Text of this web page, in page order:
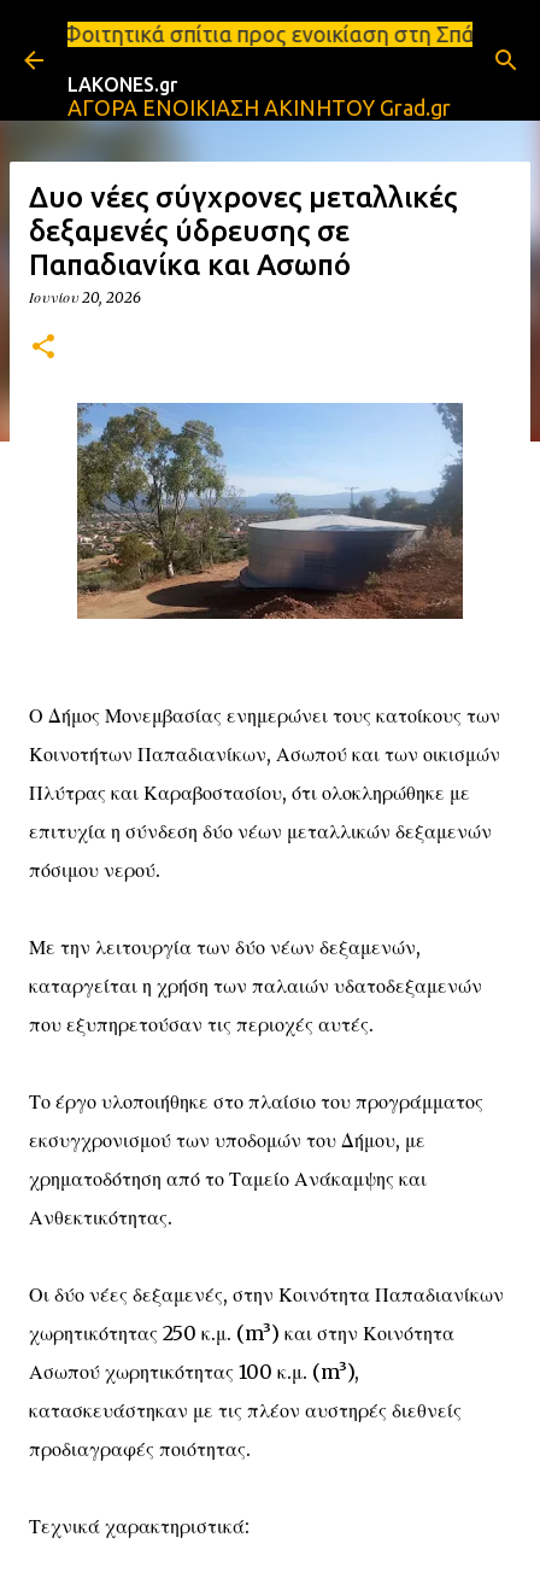
Μετάβαση στο κύριο περιεχόμενο
προς ενοικίαση στη Σπάρτη Ενοικιάσεις
LAKONES.gr
ΑΓΟΡΑ ΕΝΟΙΚΙΑΣΗ ΑΚΙΝΗΤΟΥ Grad.gr
Δυο νέες σύγχρονες μεταλλικές
δεξαμενές ύδρευσης σε
Παπαδιανίκα και Ασωπό
Ιουνίου 20, 2026
Ο Δήμος Μονεμβασίας ενημερώνει τους κατοίκους των
Κοινοτήτων Παπαδιανίκων, Ασωπού και των οικισμών
Πλύτρας και Καραβοστασίου, ότι ολοκληρώθηκε με
επιτυχία η σύνδεση δύο νέων μεταλλικών δεξαμενών
πόσιμου νερού.
Με την λειτουργία των δύο νέων δεξαμενών,
καταργείται η χρήση των παλαιών υδατοδεξαμενών
που εξυπηρετούσαν τις περιοχές αυτές.
Το έργο υλοποιήθηκε στο πλαίσιο του προγράμματος
εκσυγχρονισμού των υποδομών του Δήμου, με
χρηματοδότηση από το Ταμείο Ανάκαμψης και
Ανθεκτικότητας.
Οι δύο νέες δεξαμενές, στην Κοινότητα Παπαδιανίκων
χωρητικότητας 250 κ.μ. (m³) και στην Κοινότητα
Ασωπού χωρητικότητας 100 κ.μ. (m³),
κατασκευάστηκαν με τις πλέον αυστηρές διεθνείς
προδιαγραφές ποιότητας.
Τεχνικά χαρακτηριστικά: